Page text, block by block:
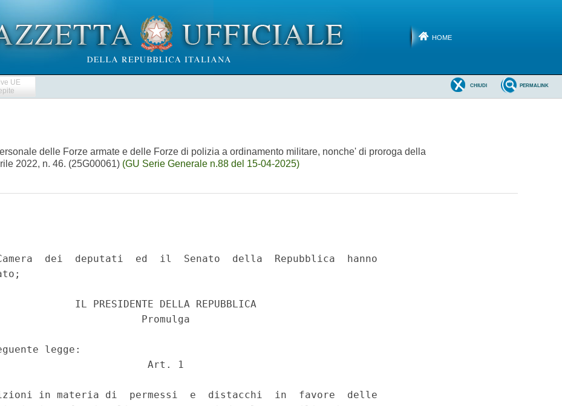
HOME
UE
PERMALINK
CHIUDI
delle Forze armate e delle Forze di polizia a ordinamento militare, nonche' di proroga della
2022, n. 46. (25G00061) (GU Serie Generale n.88 del 15-04-2025)